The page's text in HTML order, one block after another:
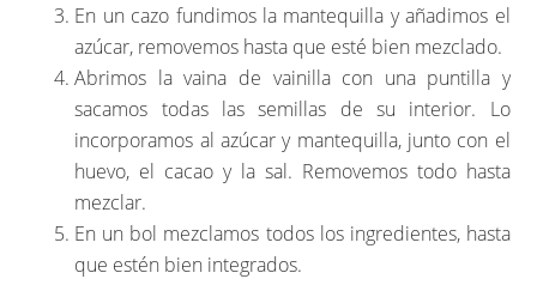
En un cazo fundimos la mantequilla y añadimos el
azúcar, removemos hasta que esté bien mezclado.
Abrimos la vaina de vainilla con una puntilla y
sacamos todas las semillas de su interior. Lo
incorporamos al azúcar y mantequilla, junto con el
huevo, el cacao y la sal. Removemos todo hasta
mezclar.
En un bol mezclamos todos los ingredientes, hasta
que estén bien integrados.